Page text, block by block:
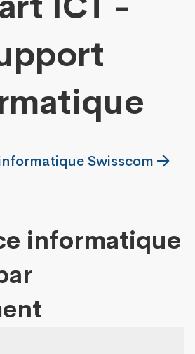
Swisscom
informatique